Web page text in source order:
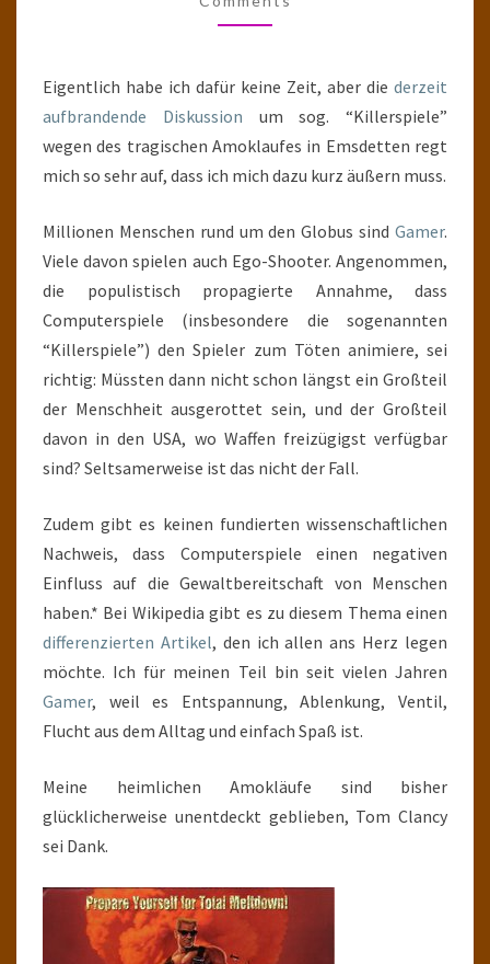
Eigentlich habe ich dafür keine Zeit, aber die derzeit
aufbrandende Diskussion um sog. “Killerspiele”
wegen des tragischen Amoklaufes in Emsdetten regt
mich so sehr auf, dass ich mich dazu kurz äußern muss.
Millionen Menschen rund um den Globus sind Gamer.
Viele davon spielen auch Ego-Shooter. Angenommen,
die populistisch propagierte Annahme, dass
Computerspiele (insbesondere die sogenannten
“Killerspiele”) den Spieler zum Töten animiere, sei
richtig: Müssten dann nicht schon längst ein Großteil
der Menschheit ausgerottet sein, und der Großteil
davon in den USA, wo Waffen freizügigst verfügbar
sind? Seltsamerweise ist das nicht der Fall.
Zudem gibt es keinen fundierten wissenschaftlichen
Nachweis, dass Computerspiele einen negativen
Einfluss auf die Gewaltbereitschaft von Menschen
haben.* Bei Wikipedia gibt es zu diesem Thema einen
differenzierten Artikel, den ich allen ans Herz legen
möchte. Ich für meinen Teil bin seit vielen Jahren
Gamer, weil es Entspannung, Ablenkung, Ventil,
Flucht aus dem Alltag und einfach Spaß ist.
Meine heimlichen Amokläufe sind bisher
glücklicherweise unentdeckt geblieben, Tom Clancy
sei Dank.